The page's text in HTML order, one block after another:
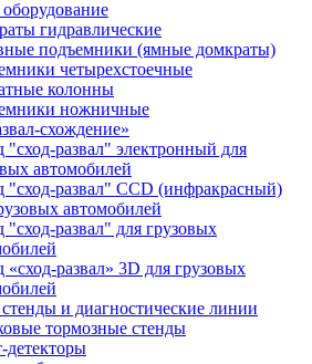
гидравлические
подъемники (ямные домкраты)
четырехстоечные
колонны
ножничные
схождение»
"сход-развал" электронный для
автомобилей
"сход-развал" CCD (инфракрасный)
автомобилей
"сход-развал" для грузовых
«сход-развал» 3D для грузовых
и диагностические линии
тормозные стенды